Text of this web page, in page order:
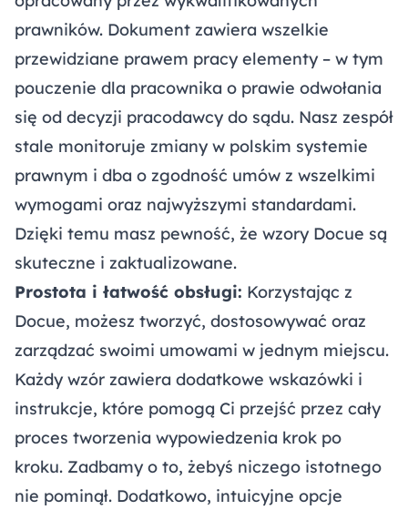
prawników. Dokument zawiera wszelkie
przewidziane prawem pracy elementy – w tym
pouczenie dla pracownika o prawie odwołania
się od decyzji pracodawcy do sądu. Nasz zespół
stale monitoruje zmiany w polskim systemie
prawnym i dba o zgodność umów z wszelkimi
wymogami oraz najwyższymi standardami.
Dzięki temu masz pewność, że wzory Docue są
skuteczne i zaktualizowane.
Prostota i łatwość obsługi: Korzystając z
Docue, możesz tworzyć, dostosowywać oraz
zarządzać swoimi umowami w jednym miejscu.
Każdy wzór zawiera dodatkowe wskazówki i
instrukcje, które pomogą Ci przejść przez cały
proces tworzenia wypowiedzenia krok po
kroku. Zadbamy o to, żebyś niczego istotnego
nie pominął. Dodatkowo, intuicyjne opcje